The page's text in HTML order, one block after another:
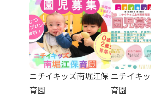
ニチイキッズ南堀江保
育園
ニチイキ
育園